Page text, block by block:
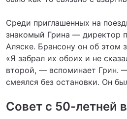
Среди приглашенных на
знакомый Грина — директор
Аляске. Брансону он об этом
«Я забрал их обоих и не
второй, — вспоминает Грин.
смеялся без остановки. Он
Совет с 50-летней